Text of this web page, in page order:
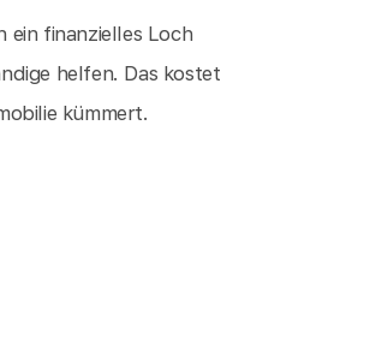
ein finanzielles Loch
helfen. Das kostet
kümmert.